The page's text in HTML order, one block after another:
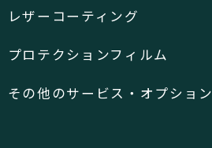
レザーコーティング
プロテクションフィルム
その他のサービス・オプション